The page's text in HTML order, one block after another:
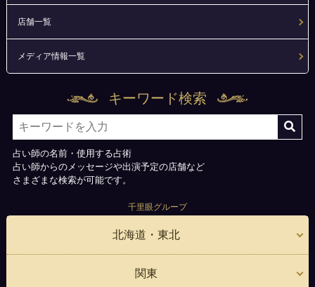
店舗一覧
メディア情報一覧
キーワード検索
占い師の名前・使用する占術
占い師からのメッセージや出演予定の店舗など
さまざまな検索が可能です。
千里眼グループ
北海道・東北
関東